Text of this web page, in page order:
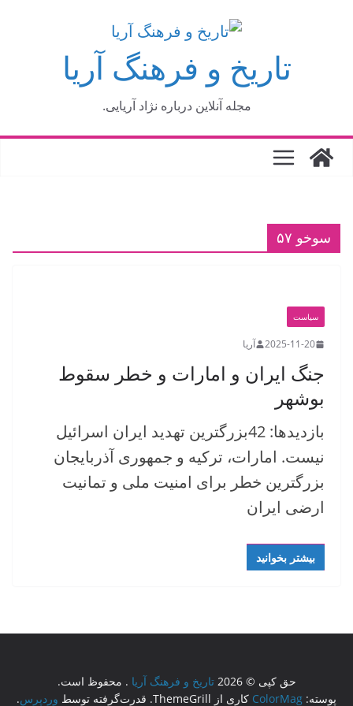
تاریخ و فرهنگ آریا
مجله آنلاین درباره نژاد آریایی.
سوخو ۵۷
سیاست
2025-11-20 آریا
جنگ ایران و امارات و خطر سقوط
بوشهر
بازدیدها: 42بزرگترین تهدید ایران اسرائیل
نیست. امارات، ترکیه و جمهوری آذربایجان
بزرگترین خطر برای امنیت ملی و تمانیت
ارضی ایران
بیشتر بخوانید
حق کپی © 2026 تاریخ و فرهنگ آریا . محفوظ است.
پوسته: ColorMag کاری از ThemeGrill. قدرت‌گرفته توسط وردپرس.